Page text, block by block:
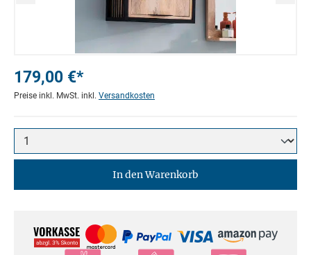
179,00 €*
Preise inkl. MwSt. inkl. Versandkosten
In den Warenkorb